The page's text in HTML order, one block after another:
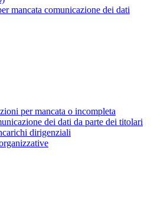
mancata comunicazione dei dati
per mancata o incompleta
dei dati da parte dei titolari
dirigenziali